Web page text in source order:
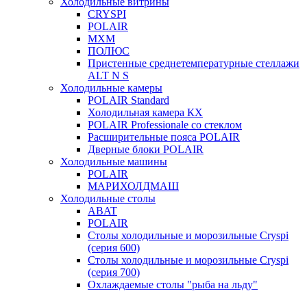
CRYSPI
POLAIR
МХМ
ПОЛЮС
Пристенные среднетемпературные стеллажи
ALT N S
Холодильные камеры
POLAIR Standard
Холодильная камера КХ
POLAIR Professionale со стеклом
Расширительные пояса POLAIR
Дверные блоки POLAIR
Холодильные машины
POLAIR
МАРИХОЛДМАШ
Холодильные столы
ABAT
POLAIR
Столы холодильные и морозильные Cryspi
(серия 600)
Столы холодильные и морозильные Cryspi
(серия 700)
Охлаждаемые столы "рыба на льду"